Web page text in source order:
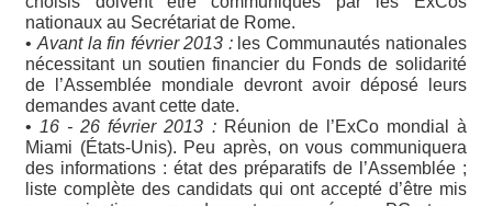
nationaux au Secrétariat de Rome.
•Avant la fin février 2013 :les Communautés nationales
nécessitant un soutien financier du Fonds de solidarité
de l’Assemblée mondiale devront avoir déposé leurs
demandes avant cette date.
• 16 - 26 février 2013 :Réunion de l’ExCo mondial à
Miami (États-Unis). Peu après, on vous communiquera
des informations : état des préparatifs de l’Assemblée ;
liste complète des candidats qui ont accepté d’être mis